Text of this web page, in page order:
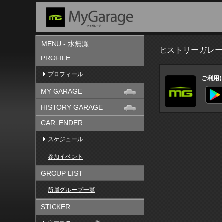
MENU - 水無瀬
PROFILE
プロフィール
MY GARAGE
HISTORY GARAGE
CARLENDER
スケジュール
参加イベント
GROUP LIST
所属グループ一覧
STICKER
ヒストリーガレ
ご利用